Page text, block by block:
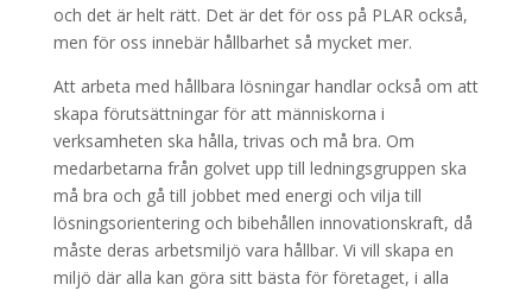
och det är helt rätt. Det är det för oss på PLAR också,
men för oss innebär hållbarhet så mycket mer.
Att arbeta med hållbara lösningar handlar också om att
skapa förutsättningar för att människorna i
verksamheten ska hålla, trivas och må bra. Om
medarbetarna från golvet upp till ledningsgruppen ska
må bra och gå till jobbet med energi och vilja till
lösningsorientering och bibehållen innovationskraft, då
måste deras arbetsmiljö vara hållbar. Vi vill skapa en
miljö där alla kan göra sitt bästa för företaget, i alla